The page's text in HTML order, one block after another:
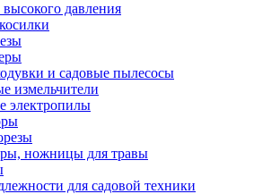
давления
и садовые пылесосы
измельчители
электропилы
нoжницы для травы
для садовой техники